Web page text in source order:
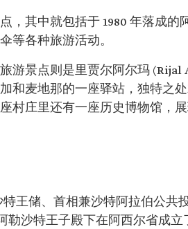
，其中就包括于 1980 年落成
等各种旅游活动。
游景点则是里贾尔阿尔玛
和麦地那的一座驿站，独特之
村庄里还有一座历史博物馆，
特王储、首相兼沙特阿拉伯公共
勒沙特王子殿下在阿西尔省成